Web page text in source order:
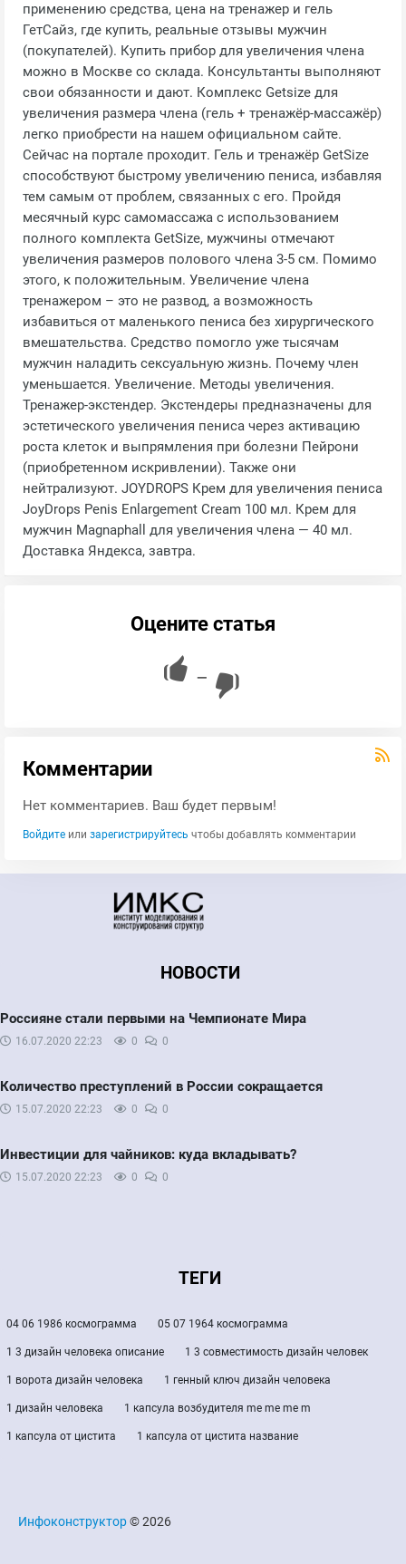
применению средства, цена на тренажер и гель
ГетСайз, где купить, реальные отзывы мужчин
(покупателей). Купить прибор для увеличения члена
можно в Москве со склада. Консультанты выполняют
свои обязанности и дают. Комплекс Getsize для
увеличения размера члена (гель + тренажёр-массажёр)
легко приобрести на нашем официальном сайте.
Сейчас на портале проходит. Гель и тренажёр GetSize
способствуют быстрому увеличению пениса, избавляя
тем самым от проблем, связанных с его. Пройдя
месячный курс самомассажа с использованием
полного комплекта GetSize, мужчины отмечают
увеличения размеров полового члена 3-5 см. Помимо
этого, к положительным. Увеличение члена
тренажером – это не развод, а возможность
избавиться от маленького пениса без хирургического
вмешательства. Средство помогло уже тысячам
мужчин наладить сексуальную жизнь. Почему член
уменьшается. Увеличение. Методы увеличения.
Тренажер-экстендер. Экстендеры предназначены для
эстетического увеличения пениса через активацию
роста клеток и выпрямления при болезни Пейрони
(приобретенном искривлении). Также они
нейтрализуют. JOYDROPS Крем для увеличения пениса
JoyDrops Penis Enlargement Cream 100 мл. Крем для
мужчин Magnaphall для увеличения члена — 40 мл.
Доставка Яндекса, завтра.
Оцените статья
—
Комментарии
Нет комментариев. Ваш будет первым!
Войдите или зарегистрируйтесь чтобы добавлять комментарии
НОВОСТИ
Россияне стали первыми на Чемпионате Мира
16.07.2020 22:23 0 0
Количество преступлений в России сокращается
15.07.2020 22:23 0 0
Инвестиции для чайников: куда вкладывать?
15.07.2020 22:23 0 0
ТЕГИ
04 06 1986 космограмма 05 07 1964 космограмма
1 3 дизайн человека описание 1 3 совместимость дизайн человек
1 ворота дизайн человека 1 генный ключ дизайн человека
1 дизайн человека 1 капсула возбудителя me me me m
1 капсула от цистита 1 капсула от цистита название
Инфоконструктор© 2026